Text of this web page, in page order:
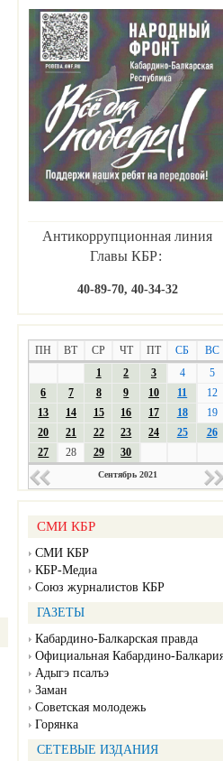
Антикоррупционная линия
Главы КБР:
40-89-70, 40-34-32
ПН ВТ СР ЧТ ПТ СБ
ВС
1
2 3 4
5
6
7 8 9 10 11
12
13
14 15 16 17 18
19
20
21 22 23 24 25
26
27
28 29 30
Сентябрь 2021
СМИ КБР
СМИ КБР
КБР-Медиа
Союз журналистов КБР
ГАЗЕТЫ
Кабардино-Балкарская правда
Официальная Кабардино-
Адыгэ псалъэ
Заман
Советская молодежь
Горянка
СЕТЕВЫЕ ИЗДАНИЯ